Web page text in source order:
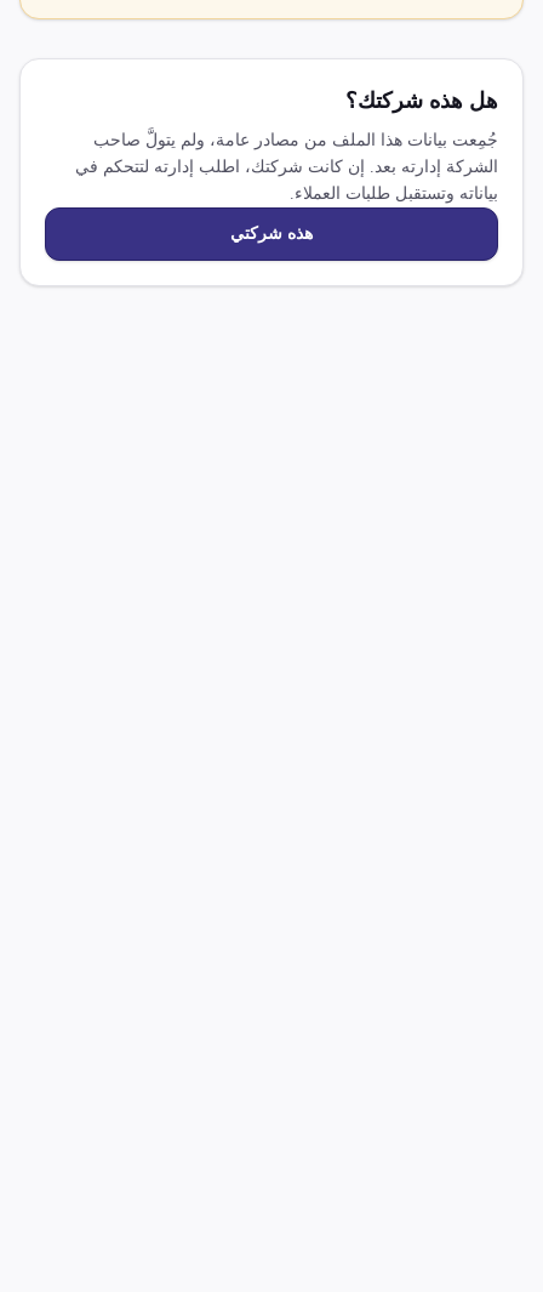
هل هذه شركتك؟
جُمِعت بيانات هذا الملف من مصادر عامة، ولم يتولَّ صاحب
الشركة إدارته بعد. إن كانت شركتك، اطلب إدارته لتتحكم في
بياناته وتستقبل طلبات العملاء.
هذه شركتي